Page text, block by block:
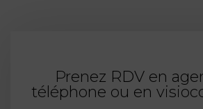
Prenez RDV en
téléphone ou en